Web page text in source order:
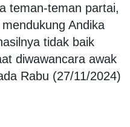
teman-teman partai,
Andika
tidak baik
diwawancara awak
Rabu (27/11/2024)